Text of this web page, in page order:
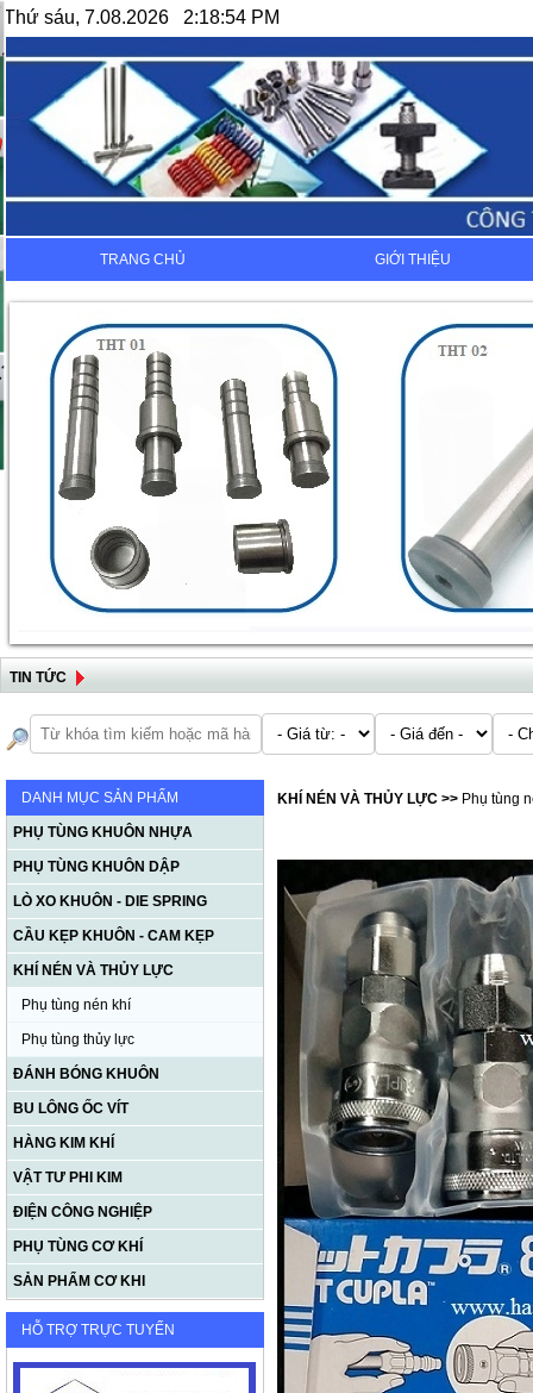
Thứ sáu, 7.08.2026 2:18:54 PM
TRANG CHỦ GIỚI THIỆU
TIN TỨC
DANH MỤC SẢN PHẨM
PHỤ TÙNG KHUÔN NHỰA
PHỤ TÙNG KHUÔN DẬP
LÒ XO KHUÔN - DIE SPRING
CẦU KẸP KHUÔN - CAM KẸP
KHÍ NÉN VÀ THỦY LỰC
Phụ tùng nén khí
Phụ tùng thủy lực
ĐÁNH BÓNG KHUÔN
BU LÔNG ỐC VÍT
HÀNG KIM KHÍ
VẬT TƯ PHI KIM
ĐIỆN CÔNG NGHIỆP
PHỤ TÙNG CƠ KHÍ
SẢN PHẨM CƠ KHI
HỖ TRỢ TRỰC TUYẾN
KHÍ NÉN VÀ THỦY LỰC >> Phụ tùng